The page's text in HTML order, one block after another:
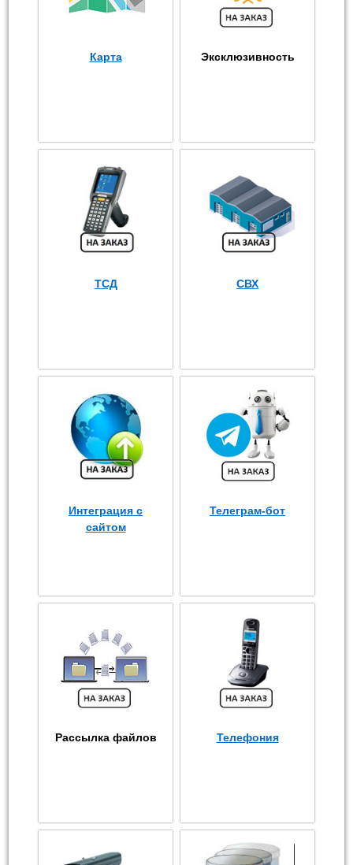
Карта Эксклюзивность
ТСД СВХ
Интеграция с
сайтом
Телеграм-бот
Рассылка файлов Телефония